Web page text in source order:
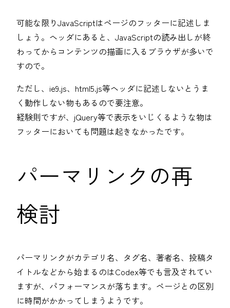
可能な限りJavaScriptはページのフッターに記述しま
しょう。ヘッダにあると、JavaScriptの読み出しが終
わってからコンテンツの描画に入るブラウザが多いで
すので。
ただし、ie9.js、html5.js等ヘッダに記述しないとうま
く動作しない物もあるので要注意。
経験則ですが、jQuery等で表示をいじくるような物は
フッターにおいても問題は起きなかったです。
パーマリンクの再
検討
パーマリンクがカテゴリ名、タグ名、著者名、投稿タ
イトルなどから始まるのはCodex等でも言及されてい
ますが、パフォーマンスが落ちます。ページとの区別
に時間がかかってしまうようです。